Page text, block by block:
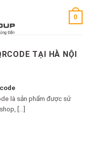
0
TẠI HÀ NỘI
là sản phẩm được sử
[...]